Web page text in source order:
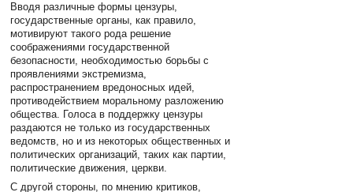
Вводя различные формы цензуры,
государственные органы, как правило,
мотивируют такого рода решение
соображениями государственной
безопасности, необходимостью борьбы с
проявлениями экстремизма,
распространением вредоносных идей,
противодействием моральному разложению
общества. Голоса в поддержку цензуры
раздаются не только из государственных
ведомств, но и из некоторых общественных и
политических организаций, таких как партии,
политические движения, церкви.
С другой стороны, по мнению критиков,